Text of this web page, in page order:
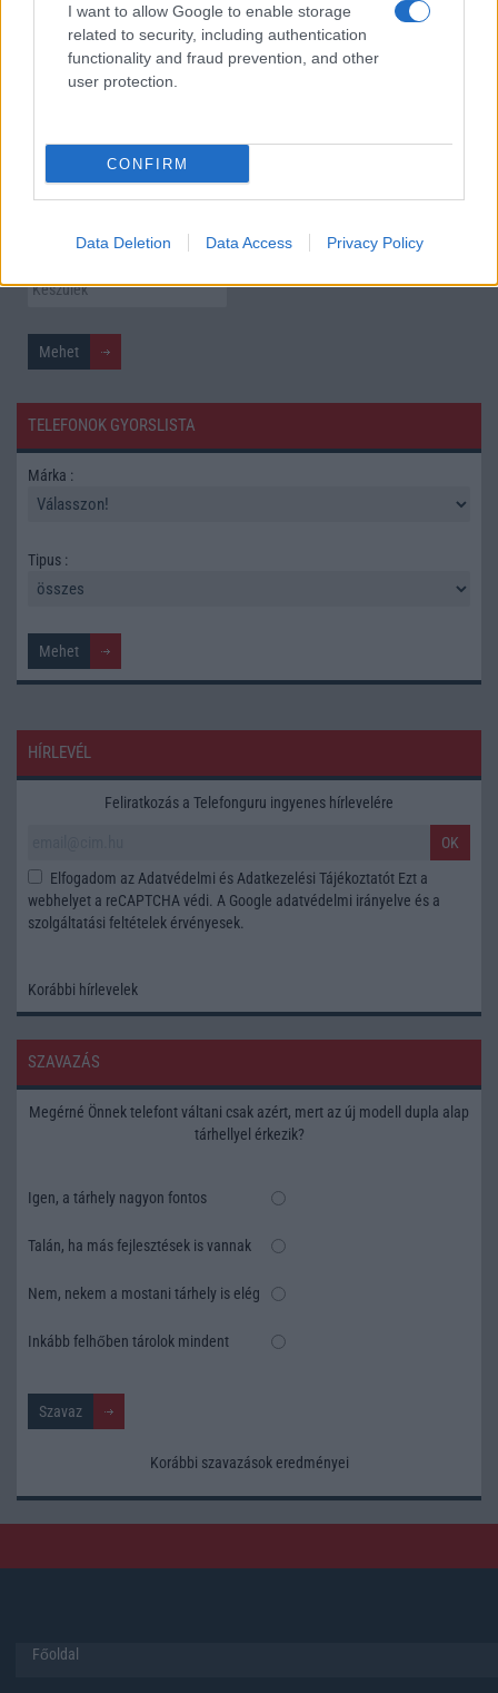
I want to allow Google to enable storage
related to security, including authentication
functionality and fraud prevention, and other
user protection.
CONFIRM
Data Deletion Data Access Privacy Policy
Élőképeken a Dark Cherry színű iPhone 18 Pro Max!
Itt a vég a Galaxy S23 széria számára: a One UI 9 lehet az
utolsó nagy frissítés
Mennyibe kerül
Keressen a telefonboltok ajánlatai között!
TELEFONOK GYORSLISTA
Márka :
Tipus :
HÍRLEVÉL
Feliratkozás a Telefonguru ingyenes hírlevelére
OK
Elfogadom azAdatvédelmi és Adatkezelési Tájékoztatót Ezt a
webhelyet a reCAPTCHA védi. A Google adatvédelmi irányelve és a
szolgáltatási feltételek érvényesek.
Korábbi hírlevelek
SZAVAZÁS
Megérné Önnek telefont váltani csak azért, mert az új modell dupla alap
tárhellyel érkezik?
Igen, a tárhely nagyon fontos
Talán, ha más fejlesztések is vannak
Nem, nekem a mostani tárhely is elég
Inkább felhőben tárolok mindent
Korábbi szavazások eredményei
Főoldal